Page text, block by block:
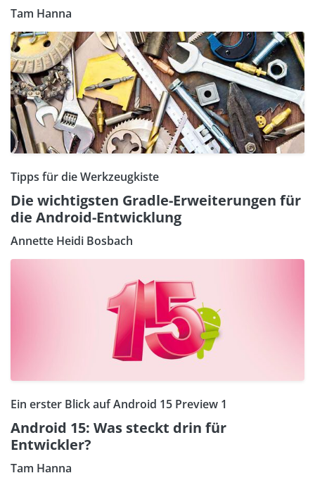
Tam Hanna
Tipps für die Werkzeugkiste
Die wichtigsten Gradle-Erweiterungen für
die Android-Entwicklung
Annette Heidi Bosbach
Ein erster Blick auf Android 15 Preview 1
Android 15: Was steckt drin für
Entwickler?
Tam Hanna